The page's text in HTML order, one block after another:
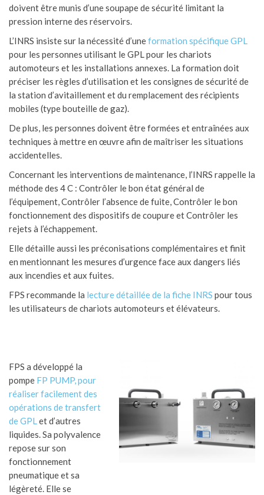
doivent être munis d’une soupape de sécurité limitant la
pression interne des réservoirs.
L’INRS insiste sur la nécessité d’uneformation spécifique GPL
pour les personnes utilisant le GPL pour les chariots
automoteurs et les installations annexes. La formation doit
préciser les règles d’utilisation et les consignes de sécurité de
la station d’avitaillement et du remplacement des récipients
mobiles (type bouteille de gaz).
De plus, les personnes doivent être formées et entraînées aux
techniques à mettre en œuvre afin de maîtriser les situations
accidentelles.
Concernant les interventions de maintenance, l’INRS rappelle la
méthode des 4 C : Contrôler le bon état général de
l’équipement, Contrôler l’absence de fuite, Contrôler le bon
fonctionnement des dispositifs de coupure et Contrôler les
rejets à l’échappement.
Elle détaille aussi les préconisations complémentaires et finit
en mentionnant les mesures d’urgence face aux dangers liés
aux incendies et aux fuites.
FPS recommande la lecture détaillée de la fiche INRS pour tous
les utilisateurs de chariots automoteurs et élévateurs.
FPS a développé la
pompe FP PUMP, pour
réaliser facilement des
opérations de transfert
de GPLet d’autres
liquides. Sa polyvalence
repose sur son
fonctionnement
pneumatique et sa
légèreté. Elle se